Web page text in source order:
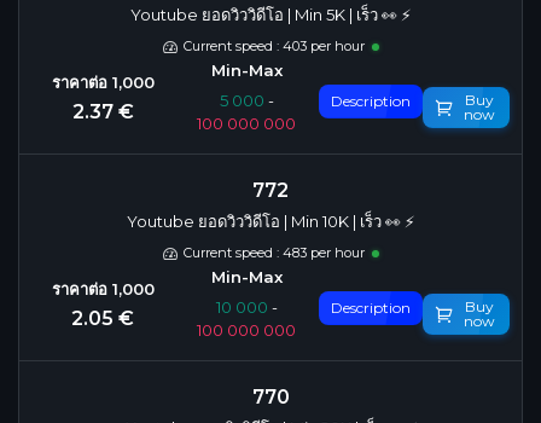
Youtube ยอดวิววิดีโอ | Min 5K | เร็ว 👀 ⚡️
Current speed : 403 per hour
2.37 € 5 000 -
100 000 000
Description
Buy
now
772
Youtube ยอดวิววิดีโอ | Min 10K | เร็ว 👀 ⚡️
Current speed : 483 per hour
2.05 € 10 000 -
100 000 000
Description
Buy
now
770